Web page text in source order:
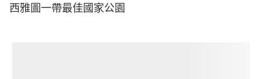
西雅圖一帶最佳國家公園